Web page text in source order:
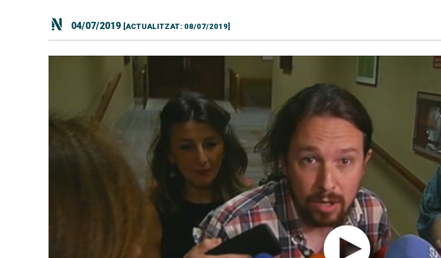
04/07/2019 [ACTUALITZAT: 08/07/2019]